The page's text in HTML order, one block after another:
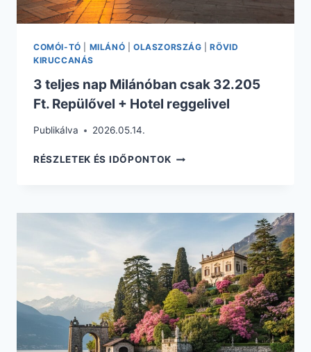
COMÓI-TÓ MILÁNÓ |OLASZORSZÁG |RÖVID
KIRUCCANÁS
3 teljes nap Milánóban csak 32.205
Ft. Repülővel + Hotel reggelivel
Publikálva 2026.05.14.
RÉSZLETEK ÉS IDŐPONTOK 3
CSAK
FT.
REPÜLŐVEL
+
HOTEL
REGGELIVEL